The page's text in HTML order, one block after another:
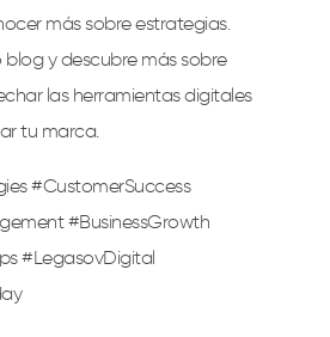
más sobre estrategias.
blog y descubre más sobre
las herramientas digitales
tu marca.
#CustomerSuccess
#BusinessGrowth
#LegasovDigital